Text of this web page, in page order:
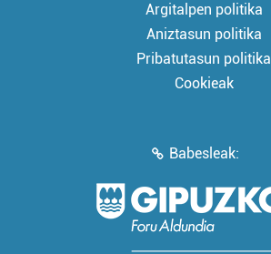
Argitalpen politika
Aniztasun politika
Pribatutasun politika
Cookieak
Babesleak: